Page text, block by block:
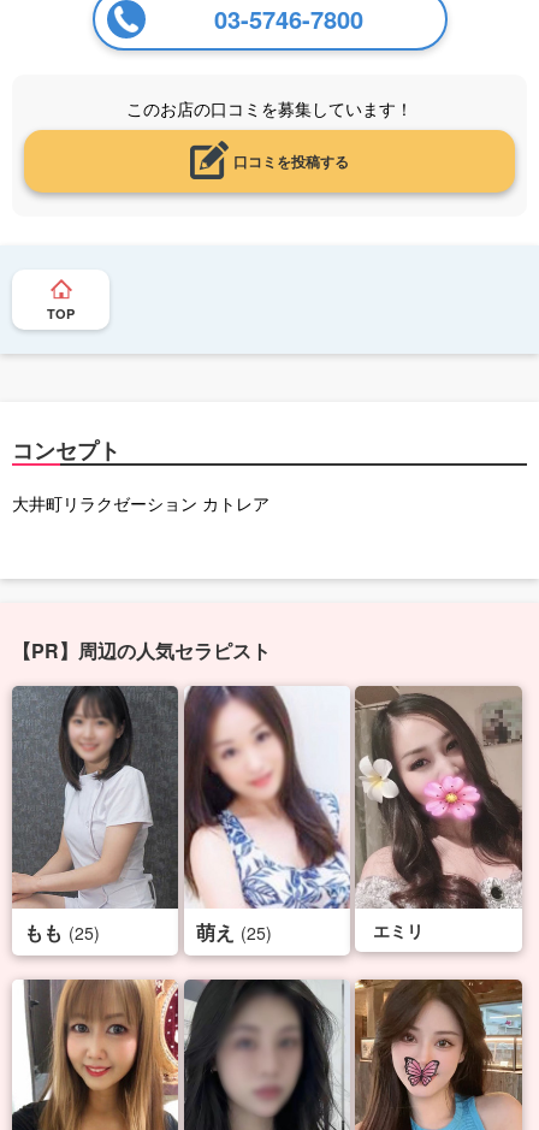
03-5746-7800
このお店の口コミを募集しています！
口コミを投稿する
TOP
コンセプト
大井町リラクゼーション カトレア
【PR】周辺の人気セラピスト
もも (25) 萌え (25) エミリ